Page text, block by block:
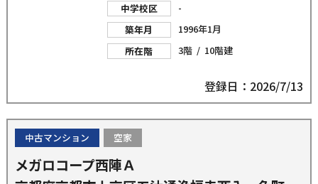
中学校区
-
築年月
1996年1月
所在階
3階 / 10階建
登録日：2026/7/13
中古マンション 空家
メガロコープ西陣Ａ